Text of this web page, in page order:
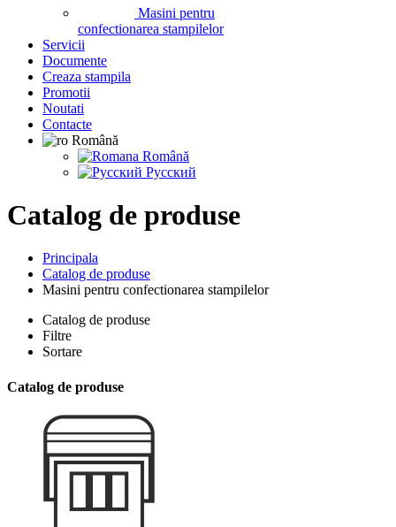
Masini pentru
confectionarea stampilelor
Servicii
Documente
Сreaza stampila
Promotii
Noutati
Contacte
Română
Română
Русский
Catalog de produse
Principala
Catalog de produse
Masini pentru confectionarea stampilelor
Catalog de produse
Filtre
Sortare
Catalog de produse